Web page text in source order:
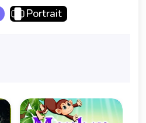
Portrait